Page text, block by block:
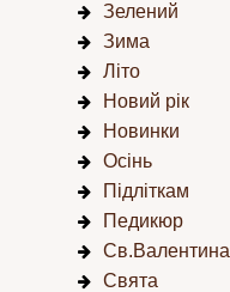
Зелений
Зима
Літо
Новий рік
Новинки
Осінь
Підліткам
Педикюр
Св.Валентина
Свята